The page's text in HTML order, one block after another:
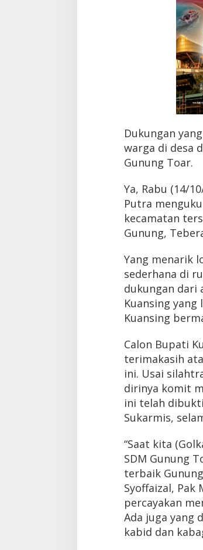
e
l
i
a
t
Dukungan
warga di desa
Gunung Toar.
Ya, Rabu (14/
Putra
kecamatan
Gunung,
Yang menarik
sederhana di
dukungan dari
Kuansing
Kuansing
Calon Bupati
terimakasih
ini. Usai
dirinya komit
ini telah
Sukarmis,
“Saat kita
SDM Gunung
terbaik
Syoffaizal, Pak
percayakan
Ada juga yang
kabid dan